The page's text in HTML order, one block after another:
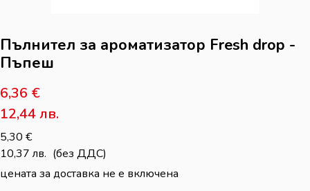
Пълнител за ароматизатор Fresh drop -
Пъпеш
6,36 €
12,44лв.
5,30 €
10,37 лв. (без ДДС)
цената за доставка не е включена